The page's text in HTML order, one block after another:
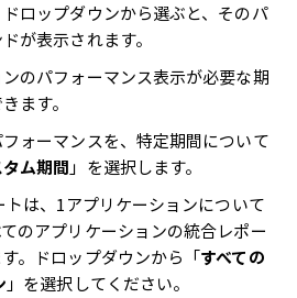
ロップダウンから選ぶと、そのパ
が表示されます。
ンのパフォーマンス表示が必要な期
ます。
ォーマンスを、特定期間について
ム期間 」を選択します。
は、1アプリケーションについて
のアプリケーションの統合レポー
。ドロップダウンから「すべての
」を選択してください。